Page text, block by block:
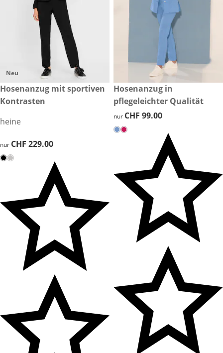
Neu
CHF 229.00
Hosenanzug mit sportiven
Kontrasten
heine
CHF 229.00
nur CHF 229.00
CHF 99.00
Hosenanzug in
pflegeleichter Qualität
CHF 99.00
nur CHF 99.00